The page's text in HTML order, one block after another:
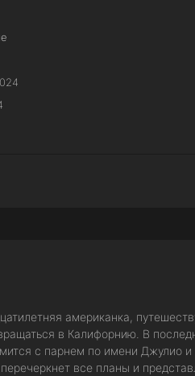
американка,
в Калифорнию. В
с парнем по имени Джулио и
все планы и